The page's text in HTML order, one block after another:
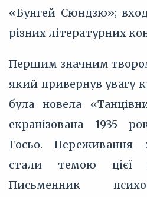
«Бунгей Сюндзю»;
різних літературних
Першим значним
який привернув увагу
була новела
екранізована 1935
Госьо. Переживання
стали темою цієї
Письменник